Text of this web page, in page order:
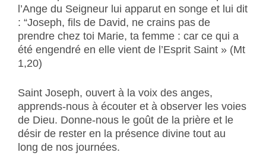
l’Ange du Seigneur lui apparut en songe et lui dit
: “Joseph, fils de David, ne crains pas de
prendre chez toi Marie, ta femme : car ce qui a
été engendré en elle vient de l’Esprit Saint » (Mt
1,20)
Saint Joseph, ouvert à la voix des anges,
apprends-nous à écouter et à observer les voies
de Dieu. Donne-nous le goût de la prière et le
désir de rester en la présence divine tout au
long de nos journées.